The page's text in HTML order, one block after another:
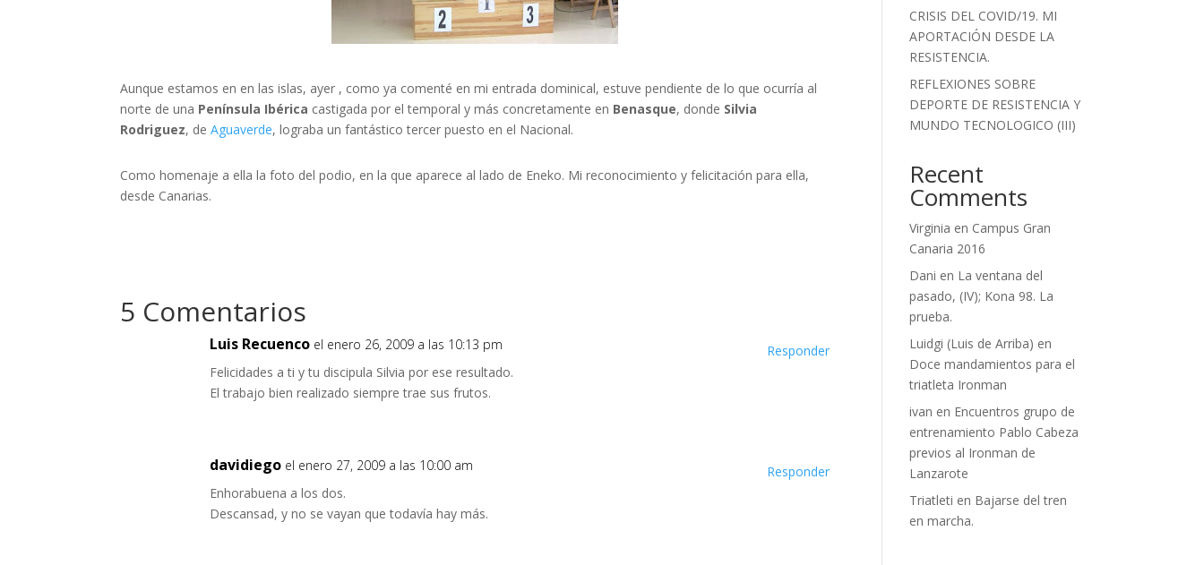
Aunque estamos en en las islas, ayer , como ya comenté en mi entrada dominical, estuve pendiente de lo que ocurría al
norte de una Península Ibérica castigada por el temporal y más concretamente en Benasque, donde Silvia
Rodriguez, deAguaverde, lograba un fantástico tercer puesto en el Nacional.
Como homenaje a ella la foto del podio, en la que aparece al lado de Eneko. Mi reconocimiento y felicitación para ella,
desde Canarias.
5 Comentarios
Luis Recuenco el enero 26, 2009 a las 10:13 pm
Felicidades a ti y tu discipula Silvia por ese resultado.
El trabajo bien realizado siempre trae sus frutos.
Responder
davidiego el enero 27, 2009 a las 10:00 am
Enhorabuena a los dos.
Descansad, y no se vayan que todavía hay más.
Responder
CRISIS DEL COVID/19. MI
APORTACIÓN DESDE LA
RESISTENCIA.
REFLEXIONES SOBRE
DEPORTE DE RESISTENCIA Y
MUNDO TECNOLOGICO (III)
Recent
Comments
Virginia en Campus Gran
Canaria 2016
Dani en La ventana del
pasado, (IV); Kona 98. La
prueba.
Luidgi (Luis de Arriba) en
Doce mandamientos para el
triatleta Ironman
ivan en Encuentros grupo de
entrenamiento Pablo Cabeza
previos al Ironman de
Lanzarote
Triatleti en Bajarse del tren
en marcha.